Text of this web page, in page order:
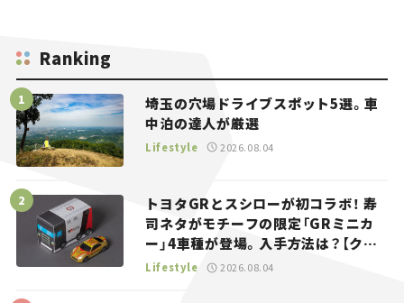
Ranking
埼玉の穴場ドライブスポット5選。車
中泊の達人が厳選
Lifestyle 2026.08.04
トヨタGRとスシローが初コラボ！ 寿
司ネタがモチーフの限定「GRミニカ
ー」4車種が登場。入手方法は？【クル
マとホビー】
Lifestyle 2026.08.04